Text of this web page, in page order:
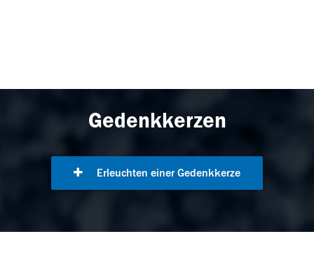
Gedenkkerzen
Erleuchten einer Gedenkkerze